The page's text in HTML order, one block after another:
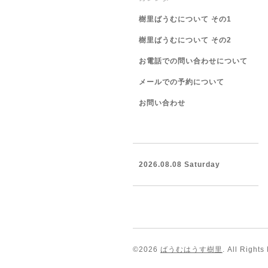
樹里ばうむについて その1
樹里ばうむについて その2
お電話での問い合わせについて
メールでの予約について
お問い合わせ
2026.08.08 Saturday
©2026 ばうむはうす樹里 . All Rights